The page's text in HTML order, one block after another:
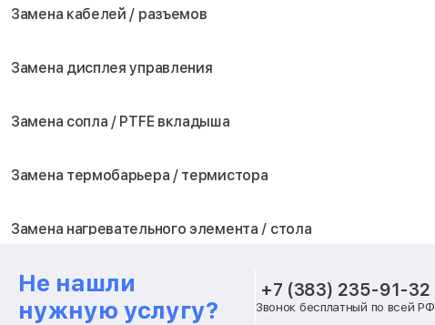
Замена кабелей / разъемов
Замена дисплея управления
Замена сопла / PTFE вкладыша
Замена термобарьера / термистора
Замена нагревательного элемента / стола
Замена блока питания
Не нашли
нужную услугу?
+7 (383) 235-91-32
Звонок бесплатный по всей РФ